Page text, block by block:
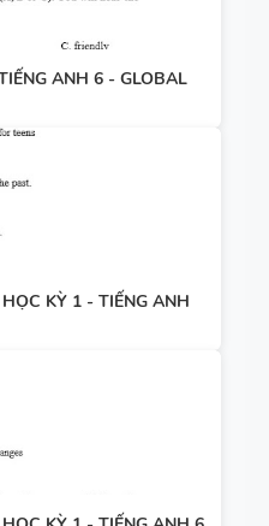
ANH 6 - GLOBAL
KỲ 1 - TIẾNG ANH